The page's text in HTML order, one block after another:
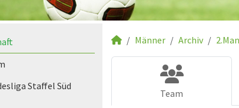
Staffel Süd
Männer Archiv
Team